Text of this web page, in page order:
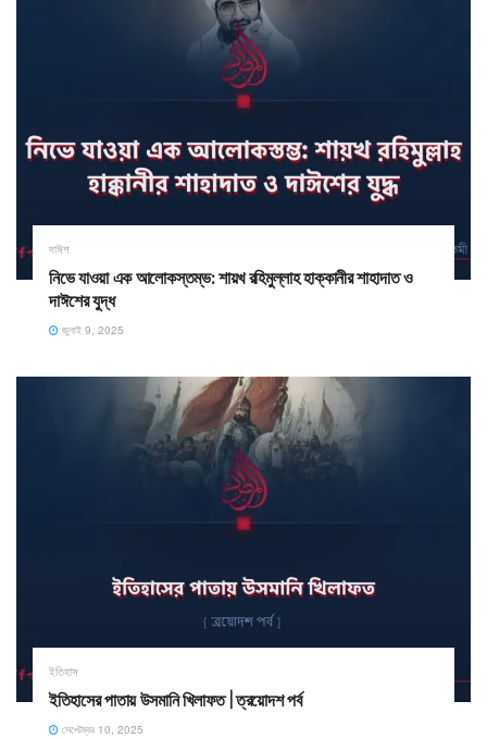
দাঈশ
নিভে যাওয়া এক আলোকস্তম্ভ: শায়খ রহিমুল্লাহ হাক্কানীর শাহাদাত ও
দাঈশের যুদ্ধ
জুলাই 9, 2025
ইতিহাস
ইতিহাসের পাতায় উসমানি খিলাফত | ত্রয়োদশ পর্ব
সেপ্টেম্বর 10, 2025